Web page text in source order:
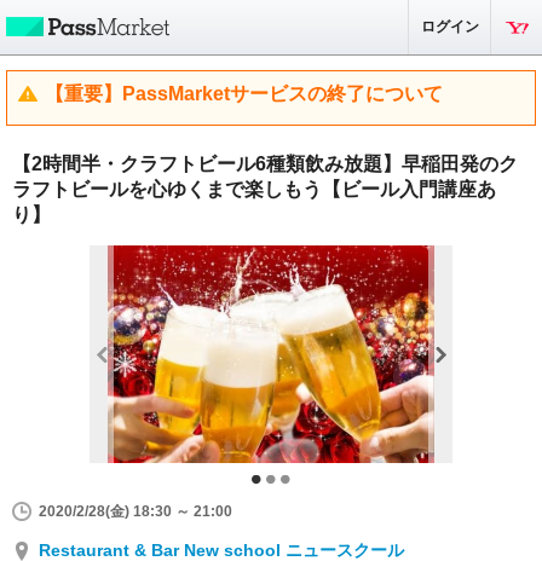
ログイン
【重要】PassMarketサービスの終了について
【2時間半・クラフトビール6種類飲み放題】早稲田発のク
ラフトビールを心ゆくまで楽しもう【ビール入門講座あ
り】
2020/2/28(金) 18:30 ～ 21:00
Restaurant & Bar New school ニュースクール